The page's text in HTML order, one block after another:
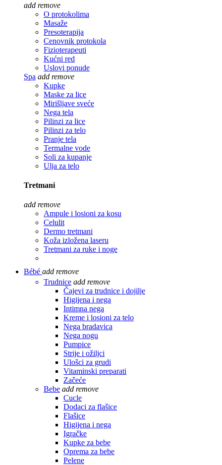
add remove
O protokolima
Masaže
Presoterapija
Cenovnik protokola
Fizioterapeuti
Kućni red
Uslovi ponude
Spa add remove
Kupke
Maske za lice
Mirišljave sveće
Nega tela
Pilinzi za lice
Pilinzi za telo
Pranje tela
Termalne vode
Soli za kupanje
Ulja za telo
Tretmani
add remove
Ampule i losioni za kosu
Celulit
Dermo tretmani
Koža izložena laseru
Tretmani za ruke i noge
Bébé add remove
Trudnice add remove
Čajevi za trudnice i dojilje
Higijena i nega
Intimna nega
Kreme i losioni za telo
Nega bradavica
Nega nogu
Pumpice
Strije i ožiljci
Ulošci za grudi
Vitaminski preparati
Začeće
Bebe add remove
Cucle
Dodaci za flašice
Flašice
Higijena i nega
Igračke
Kupke za bebe
Oprema za bebe
Pelene